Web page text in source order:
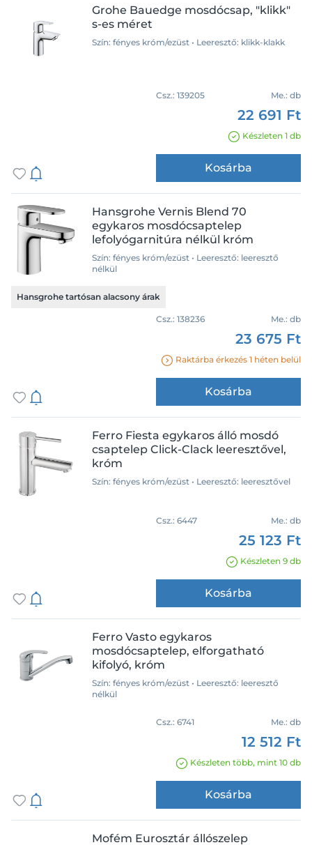
Grohe Bauedge mosdócsap, "klikk"
s-es méret
Szín: fényes króm/ezüst • Leeresztő: klikk-klakk
Csz.: 139205 Me.: db
22 691 Ft
Készleten 1 db
Kosárba
Hansgrohe Vernis Blend 70
egykaros mosdócsaptelep
lefolyógarnitúra nélkül króm
Szín: fényes króm/ezüst • Leeresztő: leeresztő
nélkül
Hansgrohe tartósan alacsony árak
Csz.: 138236 Me.: db
23 675 Ft
Raktárba érkezés 1 héten belül
Kosárba
Ferro Fiesta egykaros álló mosdó
csaptelep Click-Clack leeresztővel,
króm
Szín: fényes króm/ezüst • Leeresztő: leeresztővel
Csz.: 6447 Me.: db
25 123 Ft
Készleten 9 db
Kosárba
Ferro Vasto egykaros
mosdócsaptelep, elforgatható
kifolyó, króm
Szín: fényes króm/ezüst • Leeresztő: leeresztő
nélkül
Csz.: 6741 Me.: db
12 512 Ft
Készleten több, mint 10 db
Kosárba
Mofém Eurosztár állószelep
Geberit
Grohe
Hansgrohe
Schell
Strohm Teka
Wellis
Újdonság
ACTIVE
Adore
Alba
Alego
Algeo Medico
Algeo Square
Aqualine Daphne
Atlas
Automata mosdó szelep
Axor Citterio
BauFlow
BauLoop
Black
Bojler
Szín
fekete-króm
fényes bronz/réz/rose
fényes fehér
fényes króm/ezüst
matt fehér hatású
matt króm/ezüst hatású
rozsdamentes acél
szürke - fegyvermetál, grafit,
automata leeresztő
leeresztő nélkül
leeresztővel
Magasított kivitel
Hideg indítású
Ár